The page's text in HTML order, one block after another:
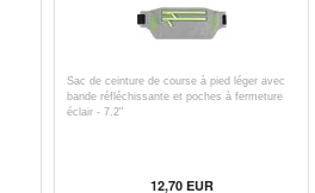
Sac de ceinture de course à pied léger avec
bande réfléchissante et poches à fermeture
éclair - 7.2"
12,70EUR